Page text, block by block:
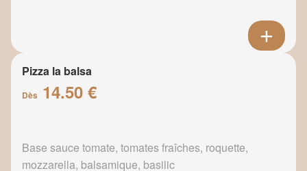
Pizza la balsa
Dès 14.50 €
Base sauce tomate, tomates fraîches, roquette,
mozzarella, balsamique, basilic